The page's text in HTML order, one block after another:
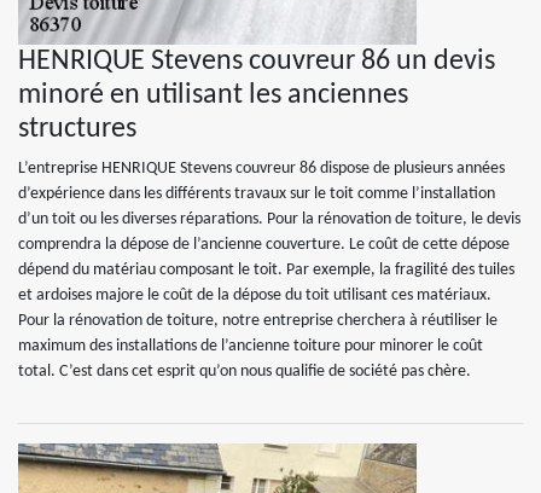
HENRIQUE Stevens couvreur 86 un devis
minoré en utilisant les anciennes
structures
L’entreprise HENRIQUE Stevens couvreur 86 dispose de plusieurs années
d’expérience dans les différents travaux sur le toit comme l’installation
d’un toit ou les diverses réparations. Pour la rénovation de toiture, le devis
comprendra la dépose de l’ancienne couverture. Le coût de cette dépose
dépend du matériau composant le toit. Par exemple, la fragilité des tuiles
et ardoises majore le coût de la dépose du toit utilisant ces matériaux.
Pour la rénovation de toiture, notre entreprise cherchera à réutiliser le
maximum des installations de l’ancienne toiture pour minorer le coût
total. C’est dans cet esprit qu’on nous qualifie de société pas chère.